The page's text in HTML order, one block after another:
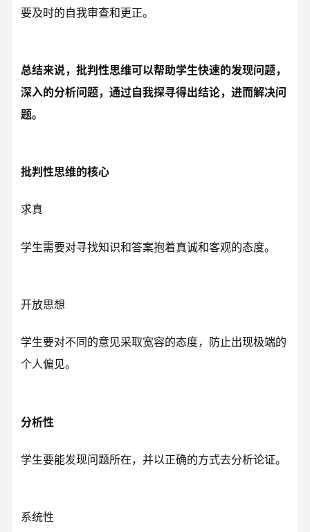
要及时的自我审查和更正。
总结来说，批判性思维可以帮助学生快速的发现问题，
深入的分析问题，通过自我探寻得出结论，进而解决问
题。
批判性思维的核心
求真
学生需要对寻找知识和答案抱着真诚和客观的态度。
开放思想
学生要对不同的意见采取宽容的态度，防止出现极端的
个人偏见。
分析性
学生要能发现问题所在，并以正确的方式去分析论证。
系统性